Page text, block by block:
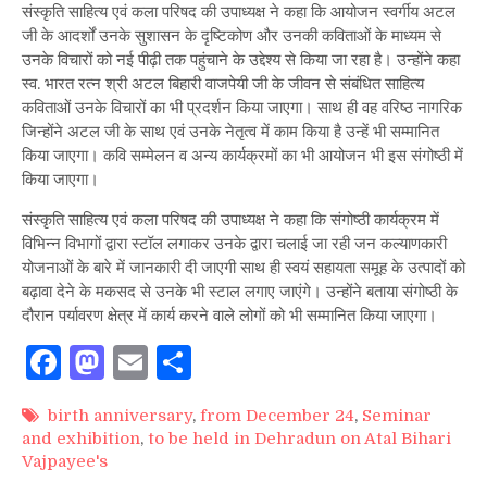
प्रदर्शनी,
24
दिसंबर
से
होगा
आयोजन
संस्कृति साहित्य एवं कला परिषद की उपाध्यक्ष ने कहा कि आयोजन स्वर्गीय अटल
जी के आदर्शों उनके सुशासन के दृष्टिकोण और उनकी कविताओं के माध्यम से
उनके विचारों को नई पीढ़ी तक पहुंचाने के उद्देश्य से किया जा रहा है। उन्होंने कहा
स्व. भारत रत्न श्री अटल बिहारी वाजपेयी जी के जीवन से संबंधित साहित्य
कविताओं उनके विचारों का भी प्रदर्शन किया जाएगा। साथ ही वह वरिष्ठ नागरिक
जिन्होंने अटल जी के साथ एवं उनके नेतृत्व में काम किया है उन्हें भी सम्मानित
किया जाएगा। कवि सम्मेलन व अन्य कार्यक्रमों का भी आयोजन भी इस संगोष्ठी में
किया जाएगा।
संस्कृति साहित्य एवं कला परिषद की उपाध्यक्ष ने कहा कि संगोष्ठी कार्यक्रम में
विभिन्न विभागों द्वारा स्टॉल लगाकर उनके द्वारा चलाई जा रही जन कल्याणकारी
योजनाओं के बारे में जानकारी दी जाएगी साथ ही स्वयं सहायता समूह के उत्पादों को
बढ़ावा देने के मकसद से उनके भी स्टाल लगाए जाएंगे। उन्होंने बताया संगोष्ठी के
दौरान पर्यावरण क्षेत्र में कार्य करने वाले लोगों को भी सम्मानित किया जाएगा।
Facebook
Mastodon
Email
birth anniversary, from December 24, Seminar
and exhibition, to be held in Dehradun on Atal Bihari
Vajpayee's